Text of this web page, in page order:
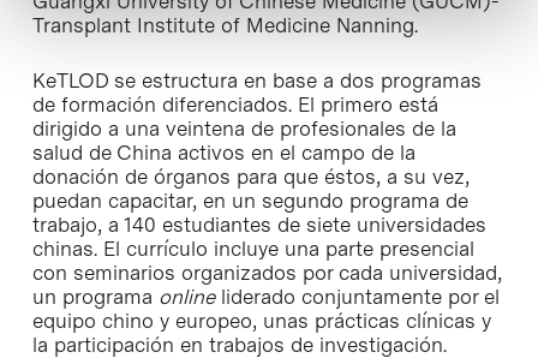
Transplant Institute of Medicine Nanning.
KeTLOD se estructura en base a dos programas
de formación diferenciados. El primero está
dirigido a una veintena de profesionales de la
salud de China activos en el campo de la
donación de órganos para que éstos, a su vez,
puedan capacitar, en un segundo programa de
trabajo, a 140 estudiantes de siete universidades
chinas. El currículo incluye una parte presencial
con seminarios organizados por cada universidad,
un programa onlineliderado conjuntamente por el
equipo chino y europeo, unas prácticas clínicas y
la participación en trabajos de investigación.